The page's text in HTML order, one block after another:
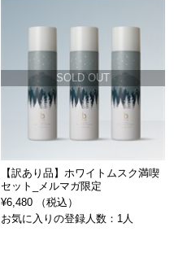
SOLD OUT
【訳あり品】ホワイトムスク満喫
セット_メルマガ限定
¥6,480 （税込）
お気に入りの登録人数：1人